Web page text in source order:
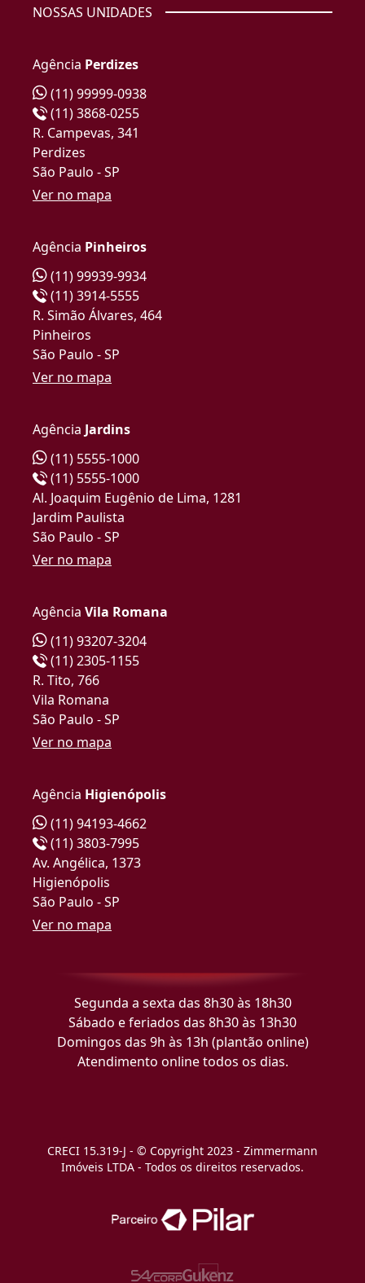
NOSSAS UNIDADES
Agência Perdizes
(11) 99999-0938
(11) 3868-0255
R. Campevas, 341
Perdizes
São Paulo - SP
Ver no mapa
Agência Pinheiros
(11) 99939-9934
(11) 3914-5555
R. Simão Álvares, 464
Pinheiros
São Paulo - SP
Ver no mapa
Agência Jardins
(11) 5555-1000
(11) 5555-1000
Al. Joaquim Eugênio de Lima, 1281
Jardim Paulista
São Paulo - SP
Ver no mapa
Agência Vila Romana
(11) 93207-3204
(11) 2305-1155
R. Tito, 766
Vila Romana
São Paulo - SP
Ver no mapa
Agência Higienópolis
(11) 94193-4662
(11) 3803-7995
Av. Angélica, 1373
Higienópolis
São Paulo - SP
Ver no mapa
Segunda a sexta das 8h30 às 18h30
Sábado e feriados das 8h30 às 13h30
Domingos das 9h às 13h (plantão online)
Atendimento online todos os dias.
CRECI 15.319-J - © Copyright 2023 - Zimmermann
Imóveis LTDA - Todos os direitos reservados.